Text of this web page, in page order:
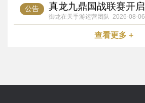
公告
御龙在天手游运营团队 2026-08-06
查看更多 +